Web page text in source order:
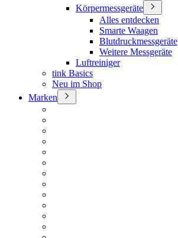
Körpermessgeräte
Alles entdecken
Smarte Waagen
Blutdruckmessgeräte
Weitere Messgeräte
Luftreiniger
tink Basics
Neu im Shop
Marken